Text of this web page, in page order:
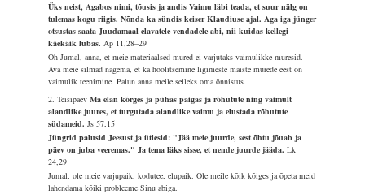
Üks neist, Agabos nimi, tõusis ja andis Vaimu läbi teada, et suur nälg on
tulemas kogu riigis. Nõnda ka sündis keiser Klaudiuse ajal. Aga iga jünger
otsustas saata Juudamaal elavatele vendadele abi, nii kuidas kellegi
käekäik lubas.Ap 11,28–29
Oh Jumal, anna, et meie materiaalsed mured ei varjutaks vaimulikke muresid.
Ava meie silmad nägema, et ka hoolitsemine ligimeste maiste murede eest on
vaimulik teenimine. Palun anna meile selleks oma õnnistus.
2. TeisipäevMa elan kõrges ja pühas paigas ja rõhutute ning vaimult
alandlike juures, et turgutada alandlike vaimu ja elustada rõhutute
südameid.Js 57,15
Jüngrid palusid Jeesust ja ütlesid: "Jää meie juurde, sest õhtu jõuab ja
päev on juba veeremas." Ja tema läks sisse, et nende juurde jääda.Lk
24,29
Jumal, ole meie varjupaik, kodutee, elupaik. Ole meile kõik kõiges ja õpeta meid
lahendama kõiki probleeme Sinu abiga.